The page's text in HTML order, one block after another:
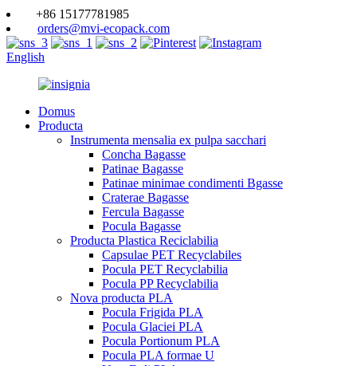
+86 15177781985
orders@mvi-ecopack.com
English
Domus
Producta
Instrumenta mensalia ex pulpa sacchari
Concha Bagasse
Patinae Bagasse
Patinae minimae condimenti Bgasse
Craterae Bagasse
Fercula Bagasse
Pocula Bagasse
Producta Plastica Reciclabilia
Capsulae PET Recyclabiles
Pocula PET Recyclabilia
Pocula PP Recyclabilia
Nova producta PLA
Pocula Frigida PLA
Pocula Glaciei PLA
Pocula Portionum PLA
Pocula PLA formae U